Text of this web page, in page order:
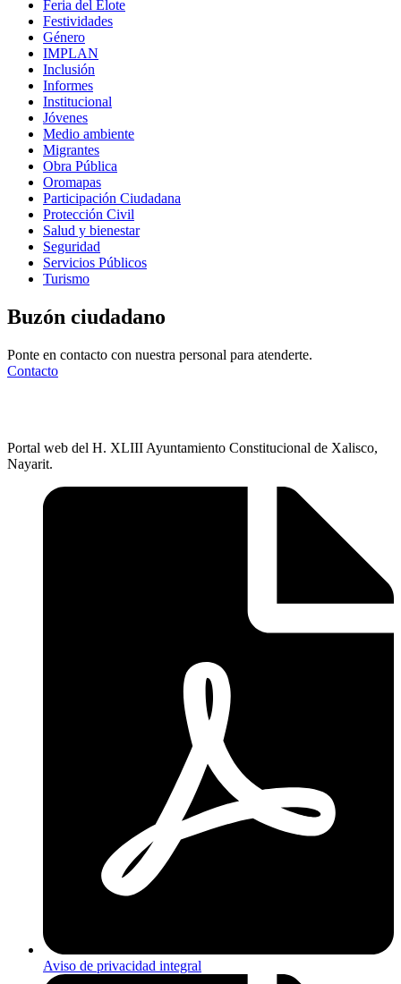
Feria del Elote
Festividades
Género
IMPLAN
Inclusión
Informes
Institucional
Jóvenes
Medio ambiente
Migrantes
Obra Pública
Oromapas
Participación Ciudadana
Protección Civil
Salud y bienestar
Seguridad
Servicios Públicos
Turismo
Buzón ciudadano
Ponte en contacto con nuestra personal para atenderte.
Contacto
Portal web del H. XLIII Ayuntamiento Constitucional de Xalisco,
Nayarit.
Aviso de privacidad integral